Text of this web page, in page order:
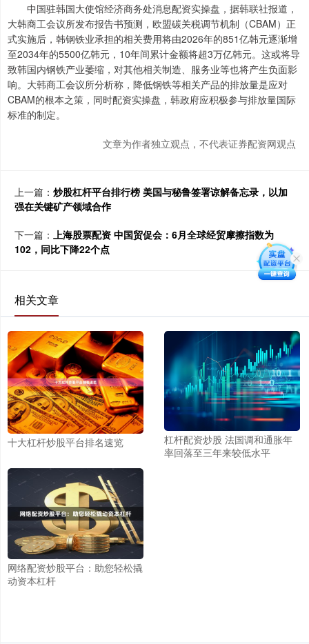
中国驻韩国大使馆经济商务处消息配资实操盘，据韩联社报道，
大韩商工会议所发布报告书预测，欧盟碳关税调节机制（CBAM）正
式实施后，韩钢铁业承担的相关费用将由2026年的851亿韩元逐渐增
至2034年的5500亿韩元，10年间累计金额将超3万亿韩元。这或将导
致韩国内钢铁产业萎缩，对其他相关制造、服务业等也将产生负面影
响。大韩商工会议所分析称，降低钢铁等相关产品的排放量是应对
CBAM的根本之策，同时配资实操盘，韩政府应积极参与排放量国际
标准的制定。
文章为作者独立观点，不代表证券配资网观点
上一篇： 炒股杠杆平台排行榜 美国与秘鲁签署谅解备忘录，以加
强在关键矿产领域合作
下一篇： 上海股票配资 中国贸促会：6月全球经贸摩擦指数为
102，同比下降22个点
相关文章
十大杠杆炒股平台排名速览
杠杆配资炒股 法国调和通胀年
率回落至三年来较低水平
网络配资炒股平台：助您轻松撬
动资本杠杆